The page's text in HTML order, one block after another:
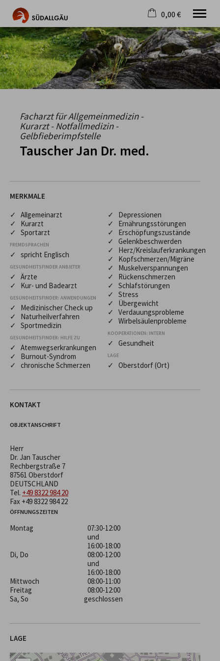
Die schönste Seite im Allgäu
Aktuell
Destination
Gastgeber
Wandern
Mountainbike
Tipps
Jobs
0,00 €
×
Warenkorb ist leer
Facharzt für Allgemeinmedizin -
Kurarzt - Notfallmedizin -
Gelbfieberimpfstelle
Tauscher Jan Dr. med.
MERKMALE
✓ Allgemeinarzt
✓ Kurarzt
✓ Sportarzt
FREMDSPRACHEN
✓ spricht Englisch
GESUNDHEITSFINDER ANBIETER
✓ Ärzte
✓ Kur- und Badearzt
GESUNDHEITSFINDER: ANWENDUNGEN
✓ Medizinischer Check up
✓ Naturheilverfahren
✓ Sportmedizin
GESUNDHEITSFINDER: HILFE ZU
✓ Atemwegserkrankungen
✓ Burnout-Syndrom
✓ chronische Schmerzen
✓ Depressionen
✓ Ernährungsstörungen
✓ Erschöpfungszustände
✓ Gelenkbeschwerden
✓ Herz/Kreislauferkrankungen
✓ Kopfschmerzen/Migräne
✓ Muskelverspannungen
✓ Rückenschmerzen
✓ Schlafstörungen
✓ Stress
✓ Übergewicht
✓ Verdauungsprobleme
✓ Wirbelsäulenprobleme
KOOPERATIONEN: INTERN
✓ Gesundheit
LAGE
✓ Oberstdorf (Ort)
KONTAKT
OBJEKTANSCHRIFT
Herr
Dr. Jan Tauscher
Rechbergstraße 7
87561 Oberstdorf
DEUTSCHLAND
Tel. +49 8322 984 20
Fax +49 8322 984 22
ÖFFNUNGSZEITEN
Montag
07:30-12:00
und
16:00-18:00
Di, Do
08:00-12:00
und
16:00-18:00
Mittwoch
08:00-11:00
Freitag
08:00-12:00
Sa, So
geschlossen
LAGE